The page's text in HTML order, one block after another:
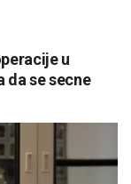
u
da se secne